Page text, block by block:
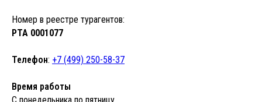
Номер в реестре турагентов:
РТА 0001077
Телефон: +7 (499) 250-58-37
Время работы